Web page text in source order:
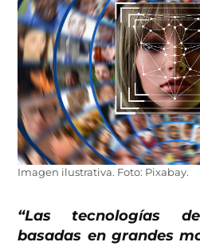
Imagen ilustrativa. Foto: Pixabay.
“Las tecnologías
basadas en grandes